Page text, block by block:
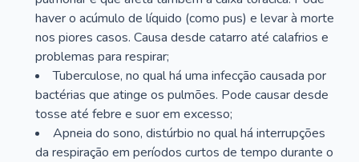
haver o acúmulo de líquido (como pus) e levar à morte
nos piores casos. Causa desde catarro até calafrios e
problemas para respirar;
Tuberculose, no qual há uma infecção causada por
bactérias que atinge os pulmões. Pode causar desde
tosse até febre e suor em excesso;
Apneia do sono, distúrbio no qual há interrupções
da respiração em períodos curtos de tempo durante o